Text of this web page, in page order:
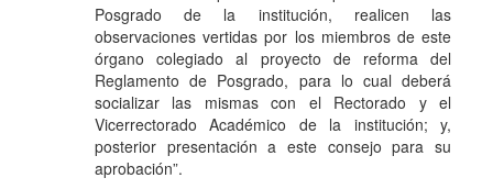
Posgrado de la institución, realicen las
observaciones vertidas por los miembros de este
órgano colegiado al proyecto de reforma del
Reglamento de Posgrado, para lo cual deberá
socializar las mismas con el Rectorado y el
Vicerrectorado Académico de la institución; y,
posterior presentación a este consejo para su
aprobación”.